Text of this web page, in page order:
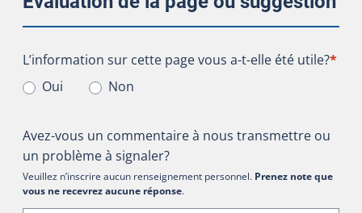
L’information sur cette page vous a-t-elle été utile?
L’information sur cette page vous a-t-elle été utile?*
Oui
Non
Avez-vous un commentaire à nous transmettre ou
un problème à signaler?
Veuillez n’inscrire aucun renseignement personnel. Prenez note que
vous ne recevrez aucune réponse.